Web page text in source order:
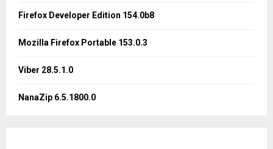
:
Firefox Developer Edition 154.0b8
Mozilla Firefox Portable 153.0.3
Viber 28.5.1.0
NanaZip 6.5.1800.0